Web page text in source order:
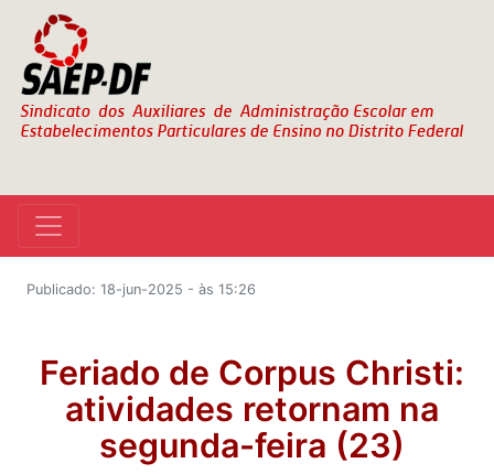
Publicado: 18-jun-2025 - às 15:26
Feriado de Corpus Christi:
atividades retornam na
segunda-feira (23)